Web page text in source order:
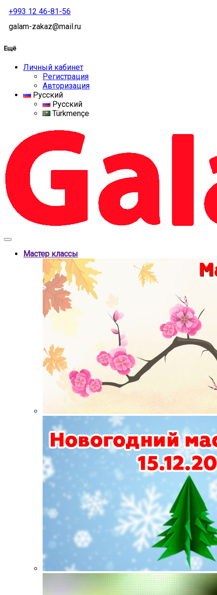
+993 12 46-81-56
galam-zakaz@mail.ru
Ещё
Личный кабинет
Регистрация
Авторизация
Русский
Русский
Türkmençe
Мастер классы